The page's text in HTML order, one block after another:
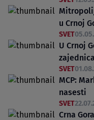
u Crnoj
SVET
U Crnoj
SVET
MCP:
nasesti
SVET
Crna